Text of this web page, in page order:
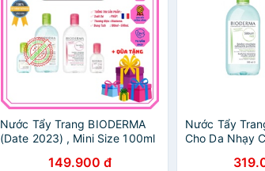
Nước Tẩy Trang BIODERMA
(Date 2023) , Mini Size 100ml
149.900 đ
Nước Tẩy
Cho Da Nhạy